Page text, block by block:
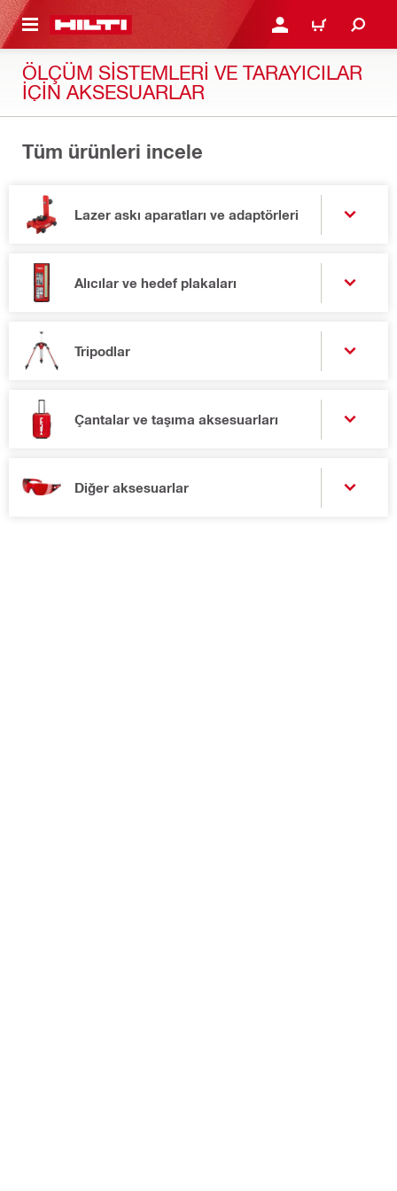
GEÇ GIRIŞ YAP YA DA KAYIT
SEPET
ÖLÇÜM SISTEMLERI VE TARAYICILAR
IÇIN AKSESUARLAR
Tüm ürünleri incele
Lazer askı aparatları ve adaptörleri
Alıcılar ve hedef plakaları
Tripodlar
Çantalar ve taşıma aksesuarları
Diğer aksesuarlar